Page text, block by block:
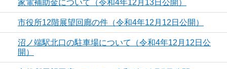
家電補助金について（令和4年12月13日公開）
市役所12階展望回廊の件（令和4年12月12日公開）
沼ノ端駅北口の駐車場について（令和4年12月12日公
開）